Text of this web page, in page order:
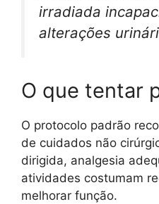
irradiada
alterações
O que tentar
O protocolo padrão
de cuidados não
dirigida, analgesia
atividades costumam
melhorar função.